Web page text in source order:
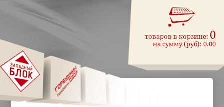
товаров в корзине: 0
на сумму (руб):0.00